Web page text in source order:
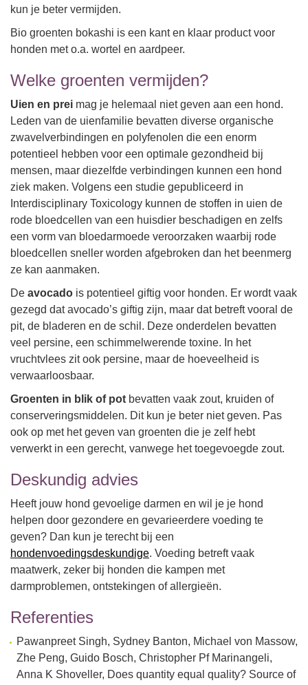
kun je beter vermijden.
Bio groenten bokashi is een kant en klaar product voor
honden met o.a. wortel en aardpeer.
Welke groenten vermijden?
Uien en prei mag je helemaal niet geven aan een hond.
Leden van de uienfamilie bevatten diverse organische
zwavelverbindingen en polyfenolen die een enorm
potentieel hebben voor een optimale gezondheid bij
mensen, maar diezelfde verbindingen kunnen een hond
ziek maken. Volgens een studie gepubliceerd in
Interdisciplinary Toxicology kunnen de stoffen in uien de
rode bloedcellen van een huisdier beschadigen en zelfs
een vorm van bloedarmoede veroorzaken waarbij rode
bloedcellen sneller worden afgebroken dan het beenmerg
ze kan aanmaken.
De avocado is potentieel giftig voor honden. Er wordt vaak
gezegd dat avocado’s giftig zijn, maar dat betreft vooral de
pit, de bladeren en de schil. Deze onderdelen bevatten
veel persine, een schimmelwerende toxine. In het
vruchtvlees zit ook persine, maar de hoeveelheid is
verwaarloosbaar.
Groenten in blik of pot bevatten vaak zout, kruiden of
conserveringsmiddelen. Dit kun je beter niet geven. Pas
ook op met het geven van groenten die je zelf hebt
verwerkt in een gerecht, vanwege het toegevoegde zout.
Deskundig advies
Heeft jouw hond gevoelige darmen en wil je je hond
helpen door gezondere en gevarieerdere voeding te
geven? Dan kun je terecht bij een
hondenvoedingsdeskundige. Voeding betreft vaak
maatwerk, zeker bij honden die kampen met
darmproblemen, ontstekingen of allergieën.
Referenties
Pawanpreet Singh, Sydney Banton, Michael von Massow,
Zhe Peng, Guido Bosch, Christopher Pf Marinangeli,
Anna K Shoveller, Does quantity equal quality? Source of